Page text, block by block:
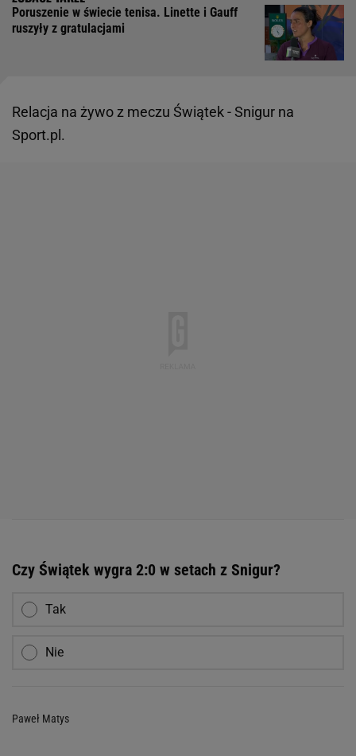
Poruszenie w świecie tenisa. Linette i Gauff
ruszyły z gratulacjami
Relacja na żywo z meczu Świątek - Snigur na
Sport.pl.
Czy Świątek wygra 2:0 w setach z Snigur?
Tak
Nie
Paweł Matys